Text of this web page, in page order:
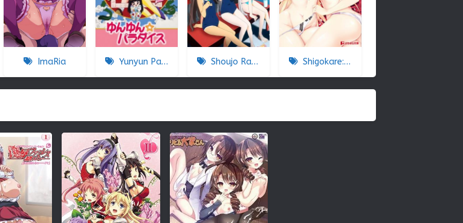
ImaRia Yunyun Paradise Shoujo Ramune Shigokare: Ecchi na Joshi Daisei to Doki x2 Love Lesson!! The Animation